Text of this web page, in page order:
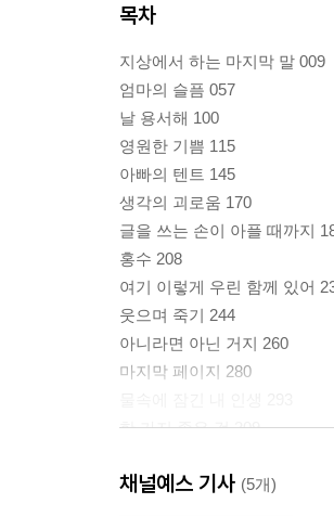
목차
지상에서 하는 마지막 말 009
엄마의 슬픔 057
날 용서해 100
영원한 기쁨 115
아빠의 텐트 145
생각의 괴로움 170
글을 쓰는 손이 아플 때까지
홍수 208
여기 이렇게 우린 함께 있어
웃으며 죽기 244
아니라면 아닌 거지 260
마지막 페이지 280
한 가지 좋은 것 309
라메드보브닉이라면 이런 일
채널예스 기사 (5개)